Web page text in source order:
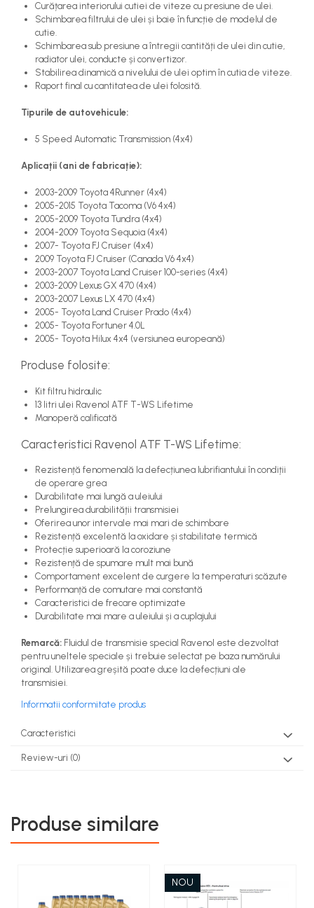
Curățarea interiorului cutiei de viteze cu presiune de ulei.
Schimbarea filtrului de ulei și baie în funcție de modelul de
cutie.
Schimbarea sub presiune a întregii cantități de ulei din cutie,
radiator ulei, conducte și convertizor.
Stabilirea dinamică a nivelului de ulei optim în cutia de viteze.
Raport final cu cantitatea de ulei folosită.
Tipurile de autovehicule:
5 Speed Automatic Transmission (4x4)
Aplicații (ani de fabricație):
2003-2009 Toyota 4Runner (4x4)
2005-2015 Toyota Tacoma (V6 4x4)
2005-2009 Toyota Tundra (4x4)
2004-2009 Toyota Sequoia (4x4)
2007- Toyota FJ Cruiser (4x4)
2009 Toyota FJ Cruiser (Canada V6 4x4)
2003-2007 Toyota Land Cruiser 100-series (4x4)
2003-2009 Lexus GX 470 (4x4)
2003-2007 Lexus LX 470 (4x4)
2005- Toyota Land Cruiser Prado (4x4)
2005- Toyota Fortuner 4.0L
2005- Toyota Hilux 4x4 (versiunea europeană)
Produse folosite:
Kit filtru hidraulic
13 litri ulei Ravenol ATF T-WS Lifetime
Manoperă calificată
Caracteristici Ravenol ATF T-WS Lifetime:
Rezistență fenomenală la defecțiunea lubrifiantului în condiții
de operare grea
Durabilitate mai lungă a uleiului
Prelungirea durabilității transmisiei
Oferirea unor intervale mai mari de schimbare
Rezistență excelentă la oxidare și stabilitate termică
Protecție superioară la coroziune
Rezistență de spumare mult mai bună
Comportament excelent de curgere la temperaturi scăzute
Performanță de comutare mai constantă
Caracteristici de frecare optimizate
Durabilitate mai mare a uleiului și a cuplajului
Remarcă: Fluidul de transmisie special Ravenol este dezvoltat
pentru uneltele speciale și trebuie selectat pe baza numărului
original. Utilizarea greșită poate duce la defecțiuni ale
transmisiei.
Informatii conformitate produs
Caracteristici
Review-uri (0)
Produse similare
NOU